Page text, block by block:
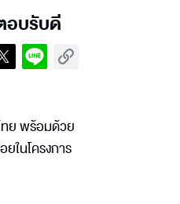
อบรับดี
ทย พร้อมด้วย
ในโครงการ